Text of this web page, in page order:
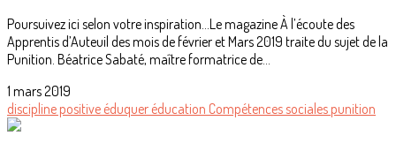
Poursuivez ici selon votre inspiration...Le magazine À l’écoute des
Apprentis d’Auteuil des mois de février et Mars 2019 traite du sujet de la
Punition. Béatrice Sabaté, maître formatrice de...
1 mars 2019
discipline positive éduquer éducation Compétences sociales punition